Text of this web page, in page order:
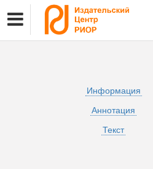
Информация
Аннотация
Текст